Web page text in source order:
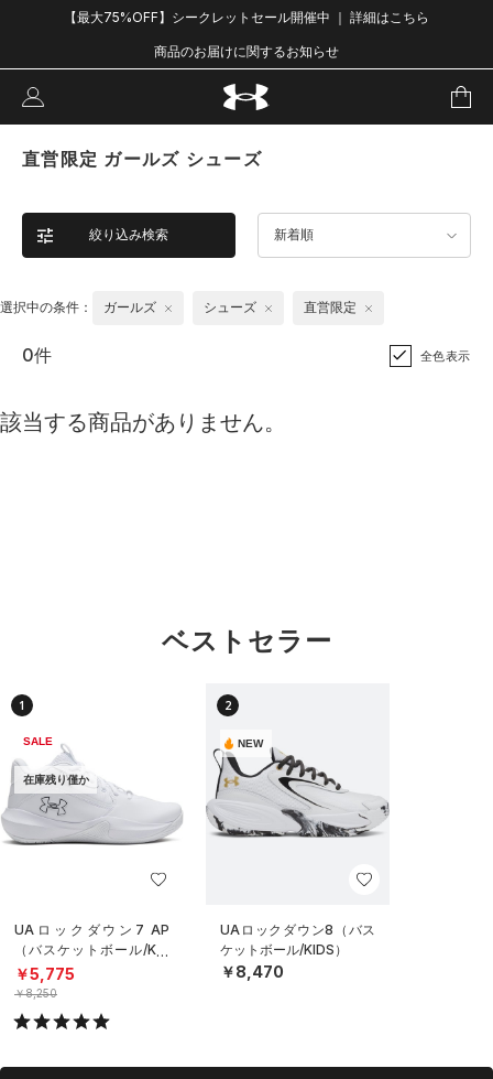
【最大75%OFF】シークレットセール開催中 ｜ 詳細はこちら
商品のお届けに関するお知らせ
直営限定 ガールズ シューズ
絞り込み検索 新着順
選択中の条件： ガールズ シューズ 直営限定
0件 全色表示
該当する商品がありません。
ベストセラー
1
SALE
在庫残り僅か
UAロックダウン7 AP
（バスケットボール/KID
S）
￥5,775
￥8,250
2
NEW
UAロックダウン8（バス
ケットボール/KIDS）
￥8,470